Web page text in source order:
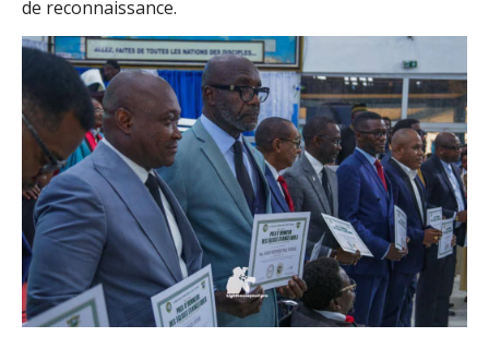
de reconnaissance.